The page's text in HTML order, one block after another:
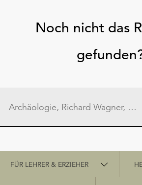
Noch nicht das
Schnellzugriff
FÜR LEHRER & ERZIEHER